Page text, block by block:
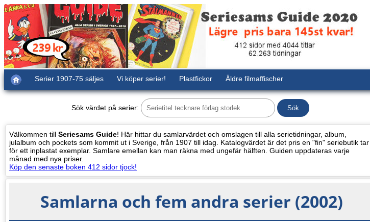
Serier 1907-75 säljes Vi köper serier! Plastfickor Äldre filmaffischer
Sök värdet på serier:
Välkommen till Seriesams Guide! Här hittar du samlarvärdet och omslagen till alla serietidningar, album,
julalbum och pockets som kommit ut i Sverige, från 1907 till idag. Katalogvärdet är det pris en "fin" seriebutik tar
för ett inplastat exemplar. Samlare emellan kan man räkna med ungefär hälften. Guiden uppdateras varje
månad med nya priser.
Köp den senaste boken 412 sidor tjock!
Samlarna och fem andra serier (2002)